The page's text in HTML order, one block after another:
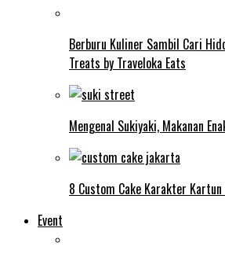
Berburu Kuliner Sambil Cari
Treats by Traveloka Eats
Mengenal Sukiyaki, Makanan
8 Custom Cake Karakter
Event